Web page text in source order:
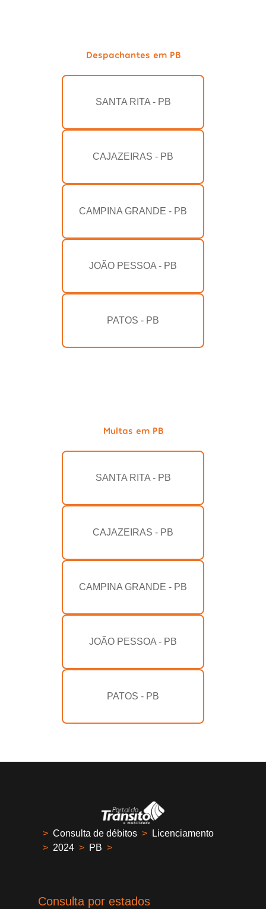
Despachantes em PB
SANTA RITA - PB
CAJAZEIRAS - PB
CAMPINA GRANDE - PB
JOÃO PESSOA - PB
PATOS - PB
Multas em PB
SANTA RITA - PB
CAJAZEIRAS - PB
CAMPINA GRANDE - PB
JOÃO PESSOA - PB
PATOS - PB
> Consulta de débitos >
Licenciamento
> 2024 > PB >
Consulta por estados